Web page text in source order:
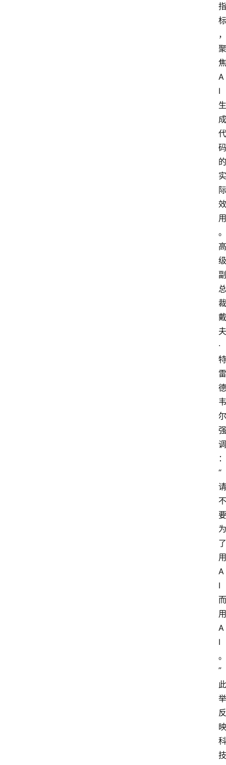
指
标
，
聚
焦
A
I
生
成
代
码
的
实
际
效
用
。
高
级
副
总
裁
戴
夫
·
特
雷
德
韦
尔
强
调
：
“
请
不
要
为
了
用
A
I
而
用
A
I
。
”
此
举
反
映
科
技